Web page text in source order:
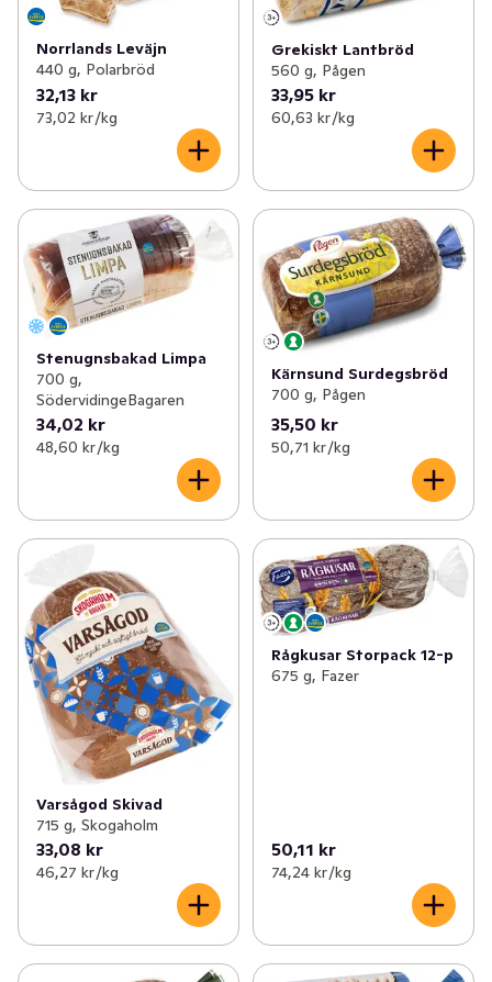
Norrlands Leväjn
440 g, Polarbröd
32,13 kr
73,02 kr /kg
Grekiskt Lantbröd
560 g, Pågen
33,95 kr
60,63 kr /kg
Stenugnsbakad Limpa
700 g,
SödervidingeBagaren
34,02 kr
48,60 kr /kg
Kärnsund Surdegsbröd
700 g, Pågen
35,50 kr
50,71 kr /kg
Varsågod Skivad
715 g, Skogaholm
33,08 kr
46,27 kr /kg
Rågkusar Storpack 12-p
675 g, Fazer
50,11 kr
74,24 kr /kg